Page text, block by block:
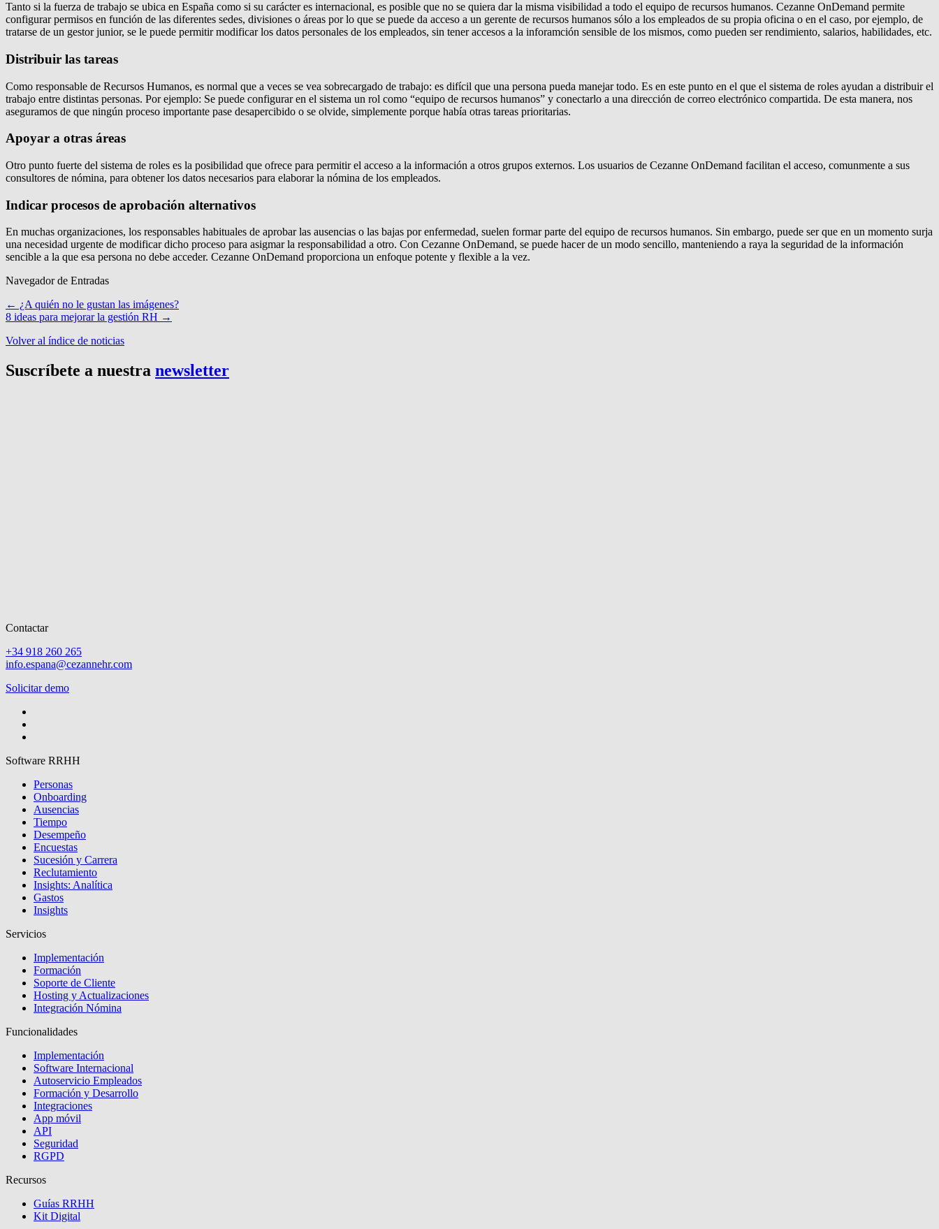
Tanto si la fuerza de trabajo se ubica en España como si su carácter es internacional, es posible que no se quiera dar la misma visibilidad a todo el equipo de recursos humanos. Cezanne OnDemand permite
configurar permisos en función de las diferentes sedes, divisiones o áreas por lo que se puede da acceso a un gerente de recursos humanos sólo a los empleados de su propia oficina o en el caso, por ejemplo, de
tratarse de un gestor junior, se le puede permitir modificar los datos personales de los empleados, sin tener accesos a la inforamción sensible de los mismos, como pueden ser rendimiento, salarios, habilidades, etc.
Distribuir las tareas
Como responsable de Recursos Humanos, es normal que a veces se vea sobrecargado de trabajo: es difícil que una persona pueda manejar todo. Es en este punto en el que el sistema de roles ayudan a distribuir el
trabajo entre distintas personas. Por ejemplo: Se puede configurar en el sistema un rol como “equipo de recursos humanos” y conectarlo a una dirección de correo electrónico compartida. De esta manera, nos
aseguramos de que ningún proceso importante pase desapercibido o se olvide, simplemente porque había otras tareas prioritarias.
Apoyar a otras áreas
Otro punto fuerte del sistema de roles es la posibilidad que ofrece para permitir el acceso a la información a otros grupos externos. Los usuarios de Cezanne OnDemand facilitan el acceso, comunmente a sus
consultores de nómina, para obtener los datos necesarios para elaborar la nómina de los empleados.
Indicar procesos de aprobación alternativos
En muchas organizaciones, los responsables habituales de aprobar las ausencias o las bajas por enfermedad, suelen formar parte del equipo de recursos humanos. Sin embargo, puede ser que en un momento surja
una necesidad urgente de modificar dicho proceso para asigmar la responsabilidad a otro. Con Cezanne OnDemand, se puede hacer de un modo sencillo, manteniendo a raya la seguridad de la información
sencible a la que esa persona no debe acceder. Cezanne OnDemand proporciona un enfoque potente y flexible a la vez.
Navegador de Entradas
← ¿A quién no le gustan las imágenes?
8 ideas para mejorar la gestión RH →
Volver al índice de noticias
Suscríbete a nuestra newsletter
Contactar
+34 918 260 265
info.espana@cezannehr.com
Solicitar demo
Software RRHH
Personas
Onboarding
Ausencias
Tiempo
Desempeño
Encuestas
Sucesión y Carrera
Reclutamiento
Insights: Analítica
Gastos
Insights
Servicios
Implementación
Formación
Soporte de Cliente
Hosting y Actualizaciones
Integración Nómina
Funcionalidades
Implementación
Software Internacional
Autoservicio Empleados
Formación y Desarrollo
Integraciones
App móvil
API
Seguridad
RGPD
Recursos
Guías RRHH
Kit Digital